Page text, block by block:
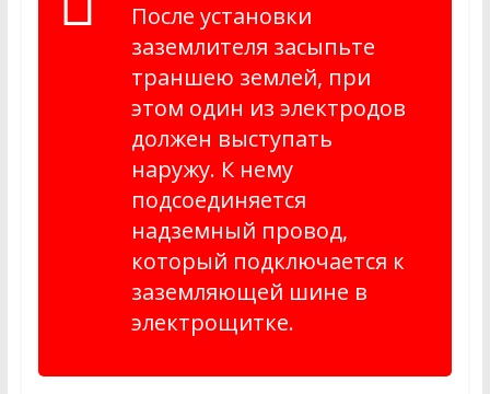
После установки
заземлителя засыпьте
траншею землей, при
этом один из электродов
должен выступать
наружу. К нему
подсоединяется
надземный провод,
который подключается к
заземляющей шине в
электрощитке.